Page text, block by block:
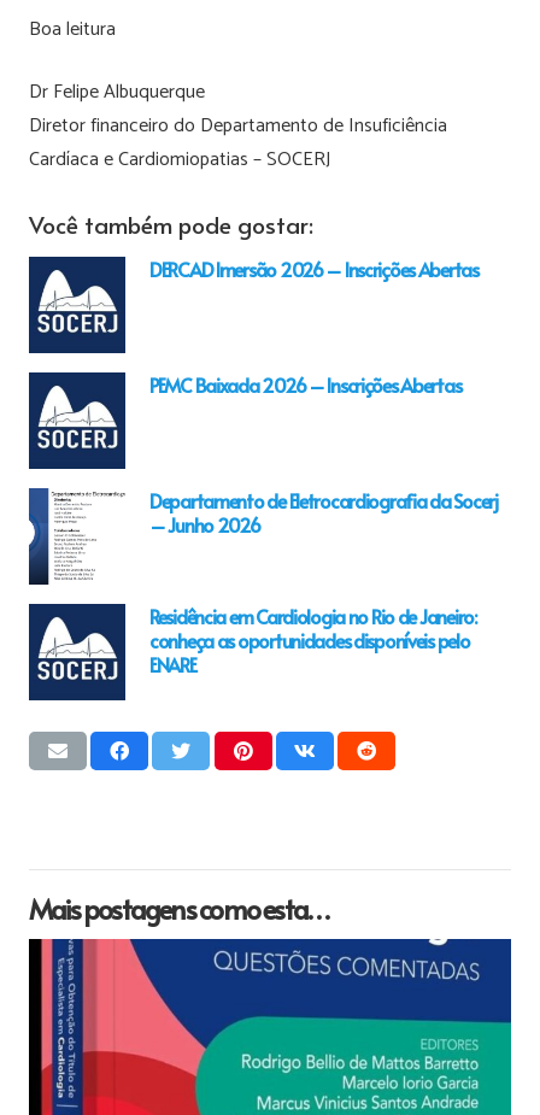
Boa leitura
Dr Felipe Albuquerque
Diretor financeiro do Departamento de Insuficiência
Cardíaca e Cardiomiopatias – SOCERJ
Você também pode gostar:
DERCAD Imersão 2026 – Inscrições Abertas
PEMC Baixada 2026 – Inscrições Abertas
Departamento de Eletrocardiografia da Socerj
– Junho 2026
Residência em Cardiologia no Rio de Janeiro:
conheça as oportunidades disponíveis pelo
ENARE
Mais postagens como esta…